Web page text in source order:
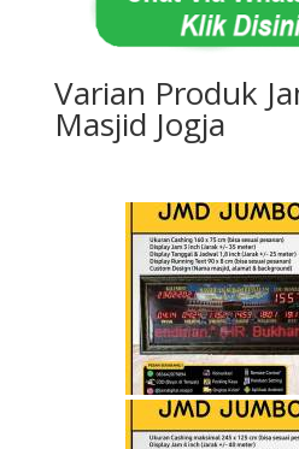
Varian Produk
Masjid Jogja